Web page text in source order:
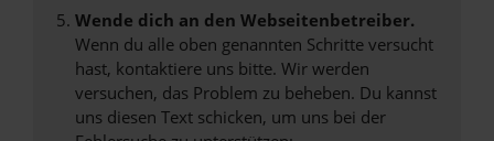
Wende dich an den Webseitenbetreiber.
Wenn du alle oben genannten Schritte versucht
hast, kontaktiere uns bitte. Wir werden
versuchen, das Problem zu beheben. Du kannst
uns diesen Text schicken, um uns bei der